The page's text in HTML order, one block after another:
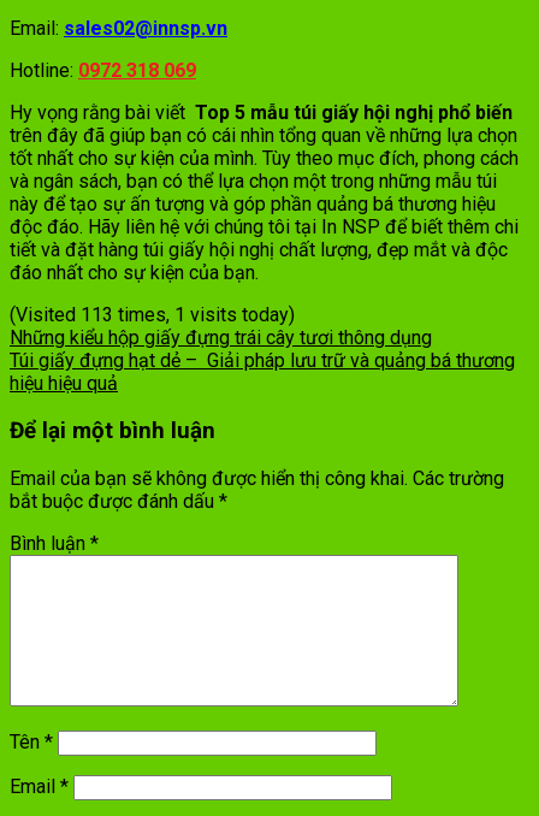
Email: sales02@innsp.vn
Hotline: 0972 318 069
Hy vọng rằng bài viết Top 5 mẫu túi giấy hội nghị phổ biến
trên đây đã giúp bạn có cái nhìn tổng quan về những lựa chọn
tốt nhất cho sự kiện của mình. Tùy theo mục đích, phong cách
và ngân sách, bạn có thể lựa chọn một trong những mẫu túi
này để tạo sự ấn tượng và góp phần quảng bá thương hiệu
độc đáo. Hãy liên hệ với chúng tôi tại In NSP để biết thêm chi
tiết và đặt hàng túi giấy hội nghị chất lượng, đẹp mắt và độc
đáo nhất cho sự kiện của bạn.
(Visited 113 times, 1 visits today)
Những kiểu hộp giấy đựng trái cây tươi thông dụng
Túi giấy đựng hạt dẻ – Giải pháp lưu trữ và quảng bá thương
hiệu hiệu quả
Để lại một bình luận
Email của bạn sẽ không được hiển thị công khai. Các trường
bắt buộc được đánh dấu *
Bình luận *
Tên *
Email *